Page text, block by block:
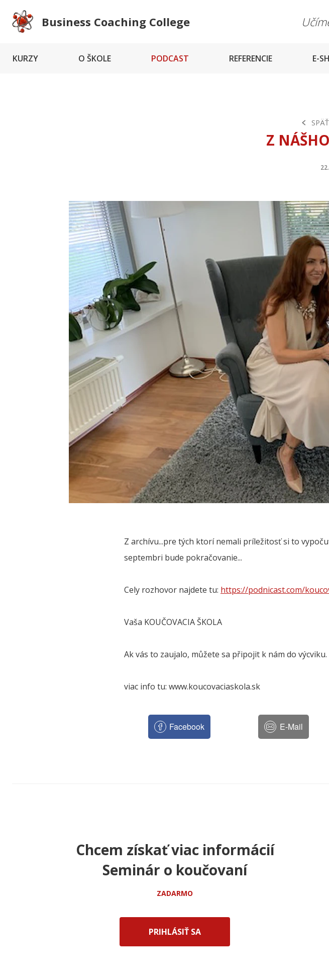
Business Coaching College
KURZY O ŠKOLE PODCAST REFERENCIE E-
Z
Z archívu...pre tých ktorí nemali príležitosť si to
septembri bude pokračovanie...
Cely rozhovor najdete tu: https://podnicast.com/
Vaša KOUČOVACIA ŠKOLA
Ak vás to zaujalo, můžete sa připojit k nám do výcviku.
viac info tu: www.koucovaciaskola.sk
Facebook E-Mail
Chcem získať viac informácií
Seminár o koučovaní
ZADARMO
PRIHLÁSIŤ SA